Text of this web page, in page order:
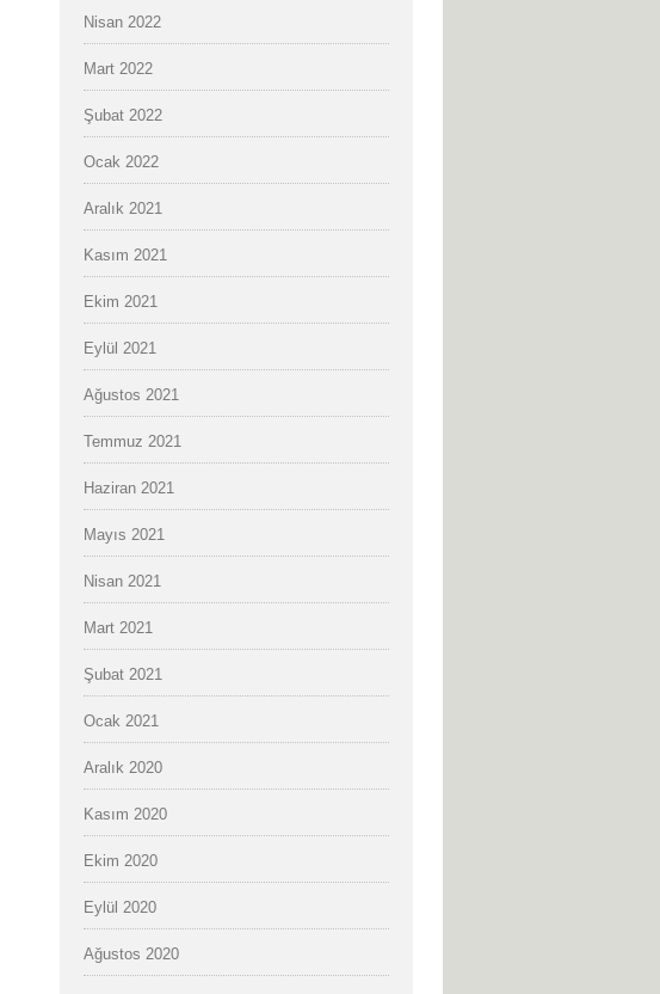
Nisan 2022
Mart 2022
Şubat 2022
Ocak 2022
Aralık 2021
Kasım 2021
Ekim 2021
Eylül 2021
Ağustos 2021
Temmuz 2021
Haziran 2021
Mayıs 2021
Nisan 2021
Mart 2021
Şubat 2021
Ocak 2021
Aralık 2020
Kasım 2020
Ekim 2020
Eylül 2020
Ağustos 2020